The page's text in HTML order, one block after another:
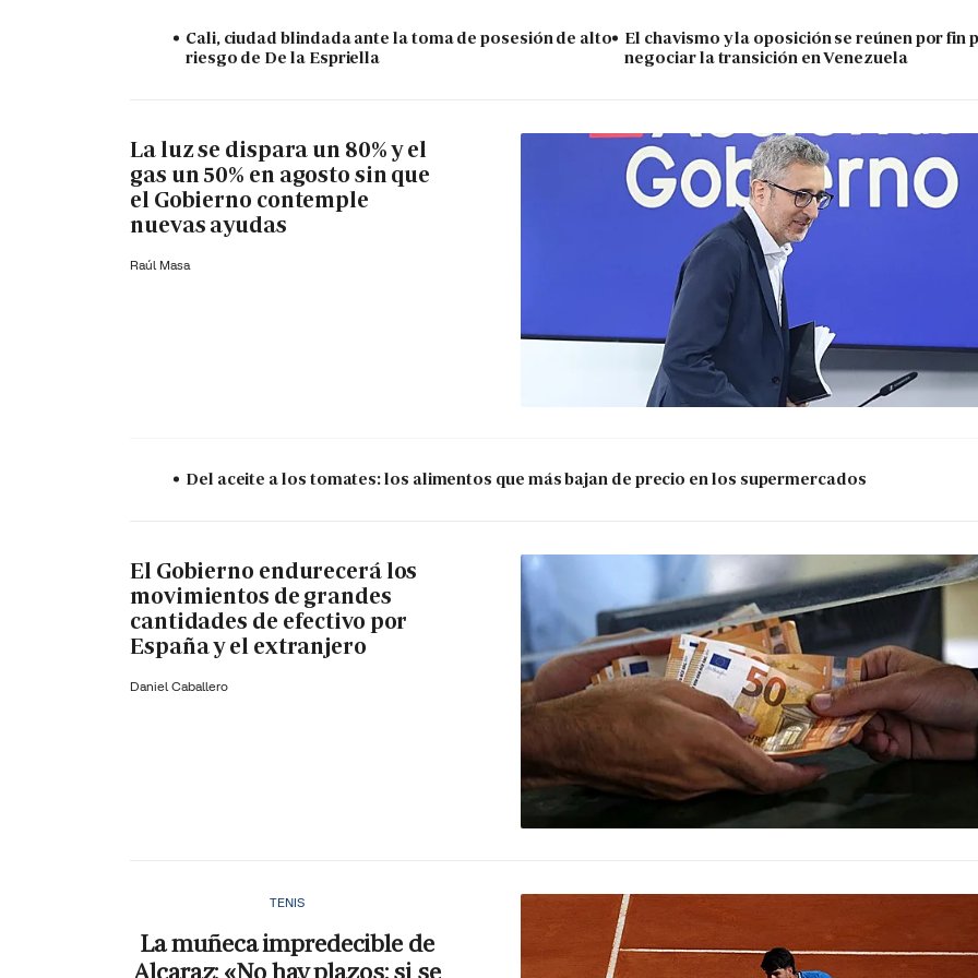
Cali, ciudad blindada ante la toma de posesión de alto
riesgo de De la Espriella
El chavismo y la oposición se reúnen por fin
negociar la transición en Venezuela
La luz se dispara un 80% y el
gas un 50% en agosto sin que
el Gobierno contemple
nuevas ayudas
Raúl Masa
Del aceite a los tomates: los alimentos que más bajan de precio en los supermercados
El Gobierno endurecerá los
movimientos de grandes
cantidades de efectivo por
España y el extranjero
Daniel Caballero
TENIS
La muñeca impredecible de